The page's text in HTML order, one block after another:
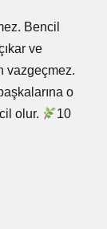
Bencil
ve
vazgeçmez.
o
olur.
10